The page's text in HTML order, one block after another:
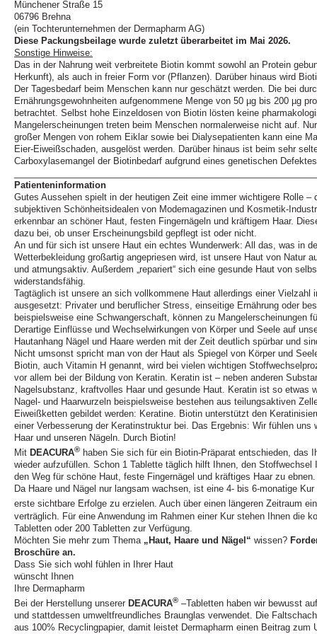
Münchener Straße 15
06796 Brehna
(ein Tochterunternehmen der Dermapharm AG)
Diese Packungsbeilage wurde zuletzt überarbeitet im Mai 2026.
Sonstige Hinweise:
Das in der Nahrung weit verbreitete Biotin kommt sowohl an Protein
Herkunft), als auch in freier Form vor (Pflanzen). Darüber hinaus wird
Der Tagesbedarf beim Menschen kann nur geschätzt werden. Die bei
Ernährungsgewohnheiten aufgenommene Menge von 50 µg bis 200 µg
betrachtet. Selbst hohe Einzeldosen von Biotin lösten keine
Mangelerscheinungen treten beim Menschen normalerweise nicht auf.
großer Mengen von rohem Eiklar sowie bei Dialysepatienten kann eine
Eier-Eiweißschaden, ausgelöst werden. Darüber hinaus ist beim sehr
Carboxylasemangel der Biotinbedarf aufgrund eines genetischen
Patienteninformation
Gutes Aussehen spielt in der heutigen Zeit eine immer wichtigere Rolle
subjektiven Schönheitsidealen von Modemagazinen und Kosmetik-
erkennbar an schöner Haut, festen Fingernägeln und kräftigem Haar.
dazu bei, ob unser Erscheinungsbild gepflegt ist oder nicht.
An und für sich ist unsere Haut ein echtes Wunderwerk: All das, was in
Wetterbekleidung großartig angepriesen wird, ist unsere Haut von Natur
und atmungsaktiv. Außerdem „repariert“ sich eine gesunde Haut von
widerstandsfähig.
Tagtäglich ist unsere an sich vollkommene Haut allerdings einer Vielzahl
ausgesetzt: Privater und beruflicher Stress, einseitige Ernährung oder
beispielsweise eine Schwangerschaft, können zu Mangelerscheinungen
Derartige Einflüsse und Wechselwirkungen von Körper und Seele auf
Hautanhang Nägel und Haare werden mit der Zeit deutlich spürbar und
Nicht umsonst spricht man von der Haut als Spiegel von Körper und
Biotin, auch Vitamin H genannt, wird bei vielen wichtigen
vor allem bei der Bildung von Keratin. Keratin ist – neben anderen
Nagelsubstanz, kraftvolles Haar und gesunde Haut. Keratin ist so etwas
Nagel- und Haarwurzeln beispielsweise bestehen aus teilungsaktiven
Eiweißketten gebildet werden: Keratine. Biotin unterstützt den
einer Verbesserung der Keratinstruktur bei. Das Ergebnis: Wir fühlen uns
Haar und unseren Nägeln. Durch Biotin!
Mit DEACURA® haben Sie sich für ein Biotin-Präparat entschieden, das
wieder aufzufüllen. Schon 1 Tablette täglich hilft Ihnen, den
den Weg für schöne Haut, feste Fingernägel und kräftiges Haar zu ebnen.
Da Haare und Nägel nur langsam wachsen, ist eine 4- bis 6-monatige
erste sichtbare Erfolge zu erzielen. Auch über einen längeren Zeitraum
verträglich. Für eine Anwendung im Rahmen einer Kur stehen Ihnen die
Tabletten oder 200 Tabletten zur Verfügung.
Möchten Sie mehr zum Thema „Haut, Haare und Nägel“ wissen?
Broschüre an.
Dass Sie sich wohl fühlen in Ihrer Haut
wünscht Ihnen
Ihre Dermapharm
Bei der Herstellung unserer DEACURA® –Tabletten haben wir bewusst
und stattdessen umweltfreundliches Braunglas verwendet. Die
aus 100% Recyclingpapier, damit leistet Dermapharm einen Beitrag zum